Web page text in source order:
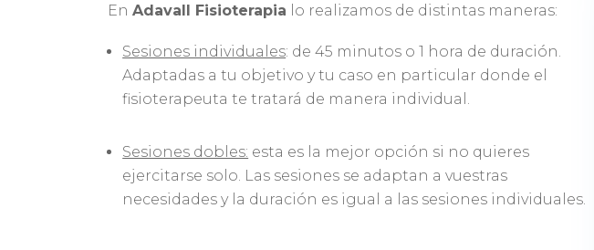
EnAdavall Fisioterapia lo realizamos de distintas maneras:
Sesiones individuales: de 45 minutos o 1 hora de duración.
Adaptadas a tu objetivo y tu caso en particular donde el
fisioterapeuta te tratará de manera individual.
Sesiones dobles: esta es la mejor opción si no quieres
ejercitarse solo. Las sesiones se adaptan a vuestras
necesidades y la duración es igual a las sesiones individuales.